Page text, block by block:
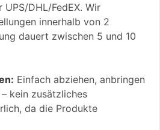
DHL/FedEX. Wir
innerhalb von 2
dauert zwischen 5 und 10
Einfach abziehen, anbringen
kein zusätzliches
da die Produkte